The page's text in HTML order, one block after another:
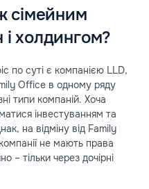
сімейним
холдингом?
по суті є компанією LLD,
Office в одному ряду
типи компаній. Хоча
інвестуванням та
на відміну від Family
не мають права
– тільки через дочірні